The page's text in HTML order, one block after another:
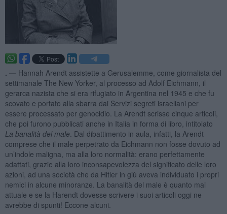
. — Hannah Arendt assistette a Gerusalemme, come giornalista del
settimanale The New Yorker, al processo ad Adolf Eichmann, il
gerarca nazista che si era rifugiato in Argentina nel 1945 e che fu
scovato e portato alla sbarra dai Servizi segreti israeliani per
essere processato per genocidio. La Arendt scrisse cinque articoli,
che poi furono pubblicati anche in Italia in forma di libro, intitolato
La banalità del male . Dal dibattimento in aula, infatti, la Arendt
comprese che il male perpetrato da Eichmann non fosse dovuto ad
un’indole maligna, ma alla loro normalità: erano perfettamente
adattati, grazie alla loro inconsapevolezza del significato delle loro
azioni, ad una società che da Hitler in giù aveva individuato i propri
nemici in alcune minoranze. La banalità del male è quanto mai
attuale e se la Harendt dovesse scrivere i suoi articoli oggi ne
avrebbe di spunti! Eccone alcuni.